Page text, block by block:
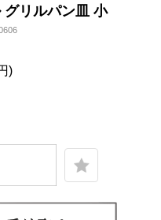
リルパン皿 小
)